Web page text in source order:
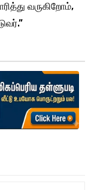
வருகிறோம்,